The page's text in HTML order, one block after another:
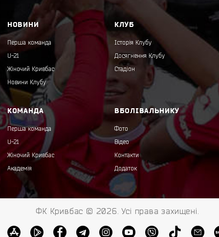
НОВИНИ
Перша команда
U-21
Жіночий Кривбас
Новини Клубу
КЛУБ
Історія Клубу
Досягнення Клубу
Стадіон
КОМАНДА
Перша команда
U-21
Жіночий Кривбас
Академія
ВБОЛІВАЛЬНИКУ
Фото
Відео
Контакти
Додаток
ФК Кривбас © 2026. Усі права захищені.